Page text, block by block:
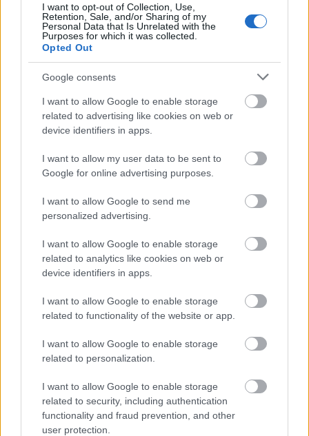
I want to opt-out of Collection, Use,
Retention, Sale, and/or Sharing of my
Personal Data that Is Unrelated with the
Purposes for which it was collected.
Opted Out
Google consents
I want to allow Google to enable storage
related to advertising like cookies on web or
device identifiers in apps.
I want to allow my user data to be sent to
Google for online advertising purposes.
I want to allow Google to send me
personalized advertising.
I want to allow Google to enable storage
related to analytics like cookies on web or
device identifiers in apps.
I want to allow Google to enable storage
related to functionality of the website or app.
I want to allow Google to enable storage
related to personalization.
I want to allow Google to enable storage
related to security, including authentication
functionality and fraud prevention, and other
user protection.
1981
A Teton-gát
katasztrófája -1976
'RLT Best of' - Hitler
guminője
13. - Miskolc 1921-ben!
Napi érdekes (31 kép,